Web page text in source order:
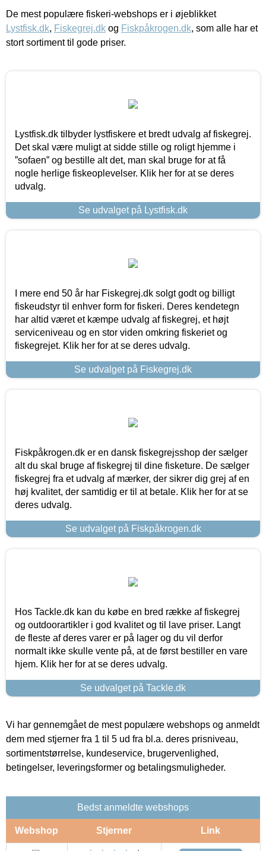
De mest populære fiskeri-webshops er i øjeblikket
Lystfisk.dk, Fiskegrej.dk og Fiskpåkrogen.dk, som alle har et
stort sortiment til gode priser.
Lystfisk.dk tilbyder lystfiskere et bredt udvalg af fiskegrej.
Det skal være muligt at sidde stille og roligt hjemme i
”sofaen” og bestille alt det, man skal bruge for at få
nogle herlige fiskeoplevelser. Klik her for at se deres
udvalg.
Se udvalget på Lystfisk.dk
I mere end 50 år har Fiskegrej.dk solgt godt og billigt
fiskeudstyr til enhver form for fiskeri. Deres kendetegn
har altid været et kæmpe udvalg af fiskegrej, et højt
serviceniveau og en stor viden omkring fiskeriet og
fiskegrejet. Klik her for at se deres udvalg.
Se udvalget på Fiskegrej.dk
Fiskpåkrogen.dk er en dansk fiskegrejsshop der sælger
alt du skal bruge af fiskegrej til dine fisketure. De sælger
fiskegrej fra et udvalg af mærker, der sikrer dig grej af en
høj kvalitet, der samtidig er til at betale. Klik her for at se
deres udvalg.
Se udvalget på Fiskpåkrogen.dk
Hos Tackle.dk kan du købe en bred række af fiskegrej
og outdoorartikler i god kvalitet og til lave priser. Langt
de fleste af deres varer er på lager og du vil derfor
normalt ikke skulle vente på, at de først bestiller en vare
hjem. Klik her for at se deres udvalg.
Se udvalget på Tackle.dk
Vi har gennemgået de mest populære webshops og anmeldt
dem med stjerner fra 1 til 5 ud fra bl.a. deres prisniveau,
sortimentstørrelse, kundeservice, brugervenlighed,
betingelser, leveringsformer og betalingsmuligheder.
Bedst anmeldte webshops
Webshop Stjerner Link